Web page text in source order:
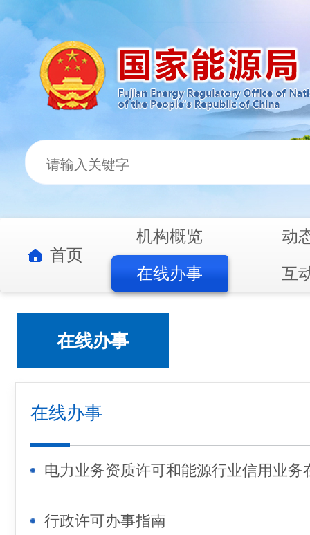
首页
机构概览
动
在线办事
互
在线办事
在线办事
电力业务资质许可和能源行业信用业务
行政许可办事指南